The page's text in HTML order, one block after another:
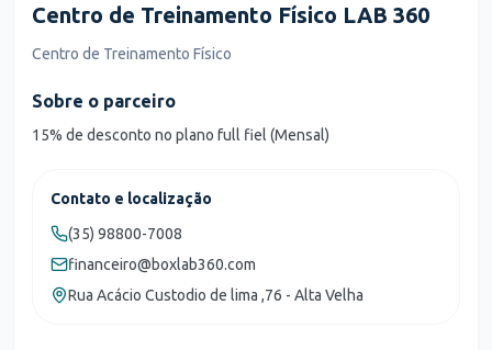
Centro de Treinamento Físico LAB 360
Centro de Treinamento Físico
Sobre o parceiro
15% de desconto no plano full fiel (Mensal)
Contato e localização
(35) 98800-7008
financeiro@boxlab360.com
Rua Acácio Custodio de lima ,76 - Alta Velha